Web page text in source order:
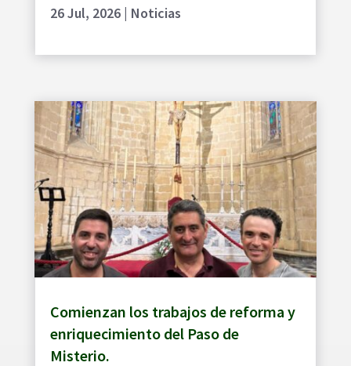
26 Jul, 2026| Noticias
Comienzan los trabajos de reforma y
enriquecimiento del Paso de
Misterio.